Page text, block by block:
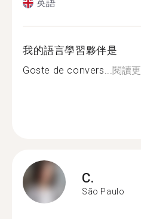
英語
我的語言學習夥伴是
Goste de convers...閱讀
C.
São Paulo